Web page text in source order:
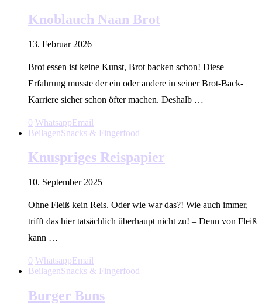
Knoblauch Naan Brot
13. Februar 2026
Brot essen ist keine Kunst, Brot backen schon! Diese
Erfahrung musste der ein oder andere in seiner Brot-Back-
Karriere sicher schon öfter machen. Deshalb …
0 WhatsappEmail
BeilagenSnacks & Fingerfood
Knuspriges Reispapier
10. September 2025
Ohne Fleiß kein Reis. Oder wie war das?! Wie auch immer,
trifft das hier tatsächlich überhaupt nicht zu! – Denn von Fleiß
kann …
0 WhatsappEmail
BeilagenSnacks & Fingerfood
Burger Buns